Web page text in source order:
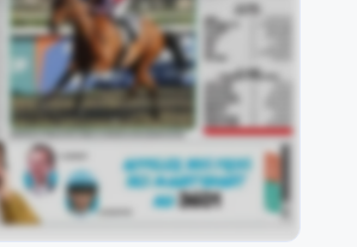
de semi-classique sous
de
pour les handicaps, il y a
d’un maiden à La Teste puis